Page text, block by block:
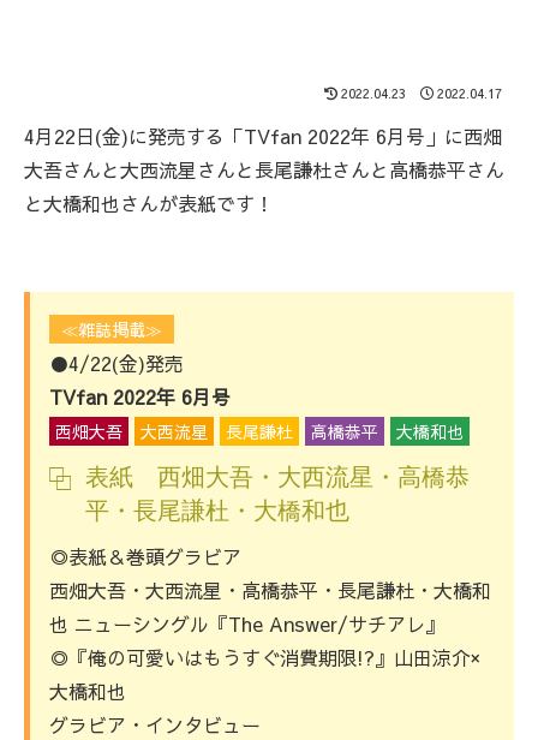
2022.04.23 2022.04.17
4月22日(金)に発売する「TVfan 2022年 6月号」に西畑
大吾さんと大西流星さんと長尾謙杜さんと高橋恭平さん
と大橋和也さんが表紙です！
≪雑誌掲載≫
●4/22(金)発売
TVfan 2022年 6月号
西畑大吾 大西流星 長尾謙杜 高橋恭平 大橋和也
表紙 西畑大吾・大西流星・高橋恭
平・長尾謙杜・大橋和也
◎表紙＆巻頭グラビア
西畑大吾・大西流星・高橋恭平・長尾謙杜・大橋和
也 ニューシングル『The Answer/サチアレ』
◎『俺の可愛いはもうすぐ消費期限!?』山田涼介×
大橋和也
グラビア・インタビュー